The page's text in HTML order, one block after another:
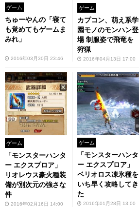
ゲーム
ちゅーやんの「寝て
も覚めてもゲームま
みれ」
2016年03月30日 23:46
ゲーム
カプコン、萌え系学
園モノのモンハン登
場 制服姿で飛竜を
狩猟
2016年04月13日 17:00
ゲーム
「モンスターハンタ
ー エクスプロア」
リオレウス豪火種装
備が別次元の強さな
件
2016年02月16日 14:00
ゲーム
「モンスターハンタ
ー エクスプロア」
ベリオロス凍氷種を
いち早く攻略してき
た
2016年01月28日 13:00